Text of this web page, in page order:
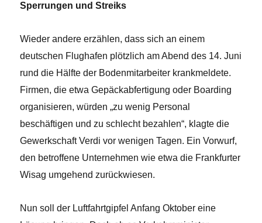
Sperrungen und Streiks
Wieder andere erzählen, dass sich an einem
deutschen Flughafen plötzlich am Abend des 14. Juni
rund die Hälfte der Bodenmitarbeiter krankmeldete.
Firmen, die etwa Gepäckabfertigung oder Boarding
organisieren, würden „zu wenig Personal
beschäftigen und zu schlecht bezahlen“, klagte die
Gewerkschaft Verdi vor wenigen Tagen. Ein Vorwurf,
den betroffene Unternehmen wie etwa die Frankfurter
Wisag umgehend zurückwiesen.
Nun soll der Luftfahrtgipfel Anfang Oktober eine